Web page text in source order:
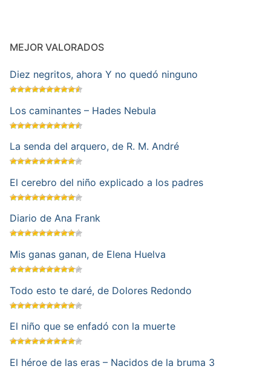
MEJOR VALORADOS
Diez negritos, ahora Y no quedó ninguno
Los caminantes – Hades Nebula
La senda del arquero, de R. M. André
El cerebro del niño explicado a los padres
Diario de Ana Frank
Mis ganas ganan, de Elena Huelva
Todo esto te daré, de Dolores Redondo
El niño que se enfadó con la muerte
El héroe de las eras – Nacidos de la bruma 3